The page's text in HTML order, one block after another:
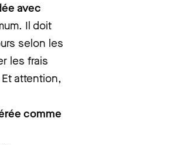
avec
Il doit
selon les
les frais
attention,
comme